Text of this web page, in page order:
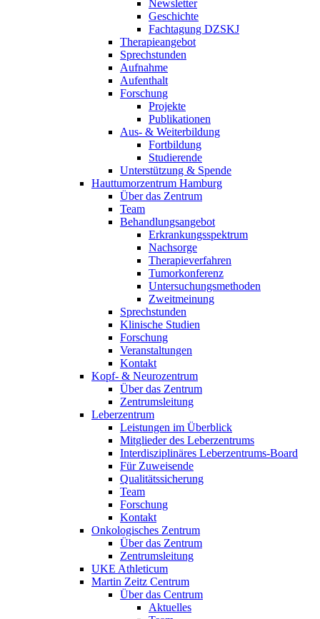
Newsletter
Geschichte
Fachtagung DZSKJ
Therapieangebot
Sprechstunden
Aufnahme
Aufenthalt
Forschung
Projekte
Publikationen
Aus- & Weiterbildung
Fortbildung
Studierende
Unterstützung & Spende
Hauttumorzentrum Hamburg
Über das Zentrum
Team
Behandlungsangebot
Erkrankungsspektrum
Nachsorge
Therapieverfahren
Tumorkonferenz
Untersuchungsmethoden
Zweitmeinung
Sprechstunden
Klinische Studien
Forschung
Veranstaltungen
Kontakt
Kopf- & Neurozentrum
Über das Zentrum
Zentrumsleitung
Leberzentrum
Leistungen im Überblick
Mitglieder des Leberzentrums
Interdisziplinäres Leberzentrums-Board
Für Zuweisende
Qualitätssicherung
Team
Forschung
Kontakt
Onkologisches Zentrum
Über das Zentrum
Zentrumsleitung
UKE Athleticum
Martin Zeitz Centrum
Über das Centrum
Aktuelles